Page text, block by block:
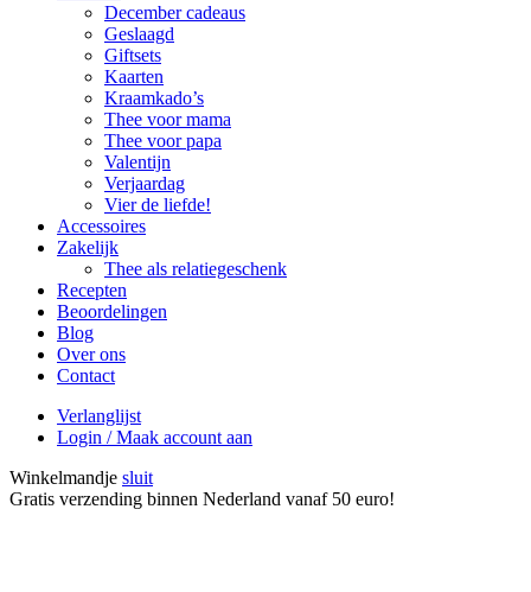
December cadeaus
Geslaagd
Giftsets
Kaarten
Kraamkado’s
Thee voor mama
Thee voor papa
Valentijn
Verjaardag
Vier de liefde!
Accessoires
Zakelijk
Thee als relatiegeschenk
Recepten
Beoordelingen
Blog
Over ons
Contact
Verlanglijst
Login / Maak account aan
Winkelmandje sluit
Gratis verzending binnen Nederland vanaf 50 euro!